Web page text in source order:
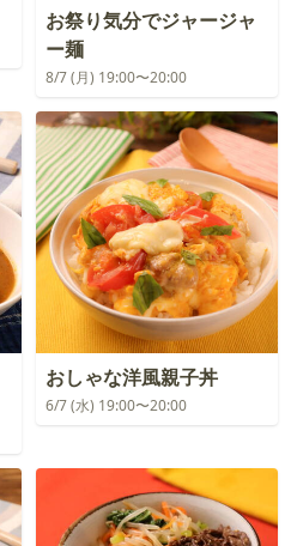
お祭り気分でジャージャ
ー麺
8/7 (月) 19:00〜20:00
おしゃな洋風親子丼
6/7 (水) 19:00〜20:00